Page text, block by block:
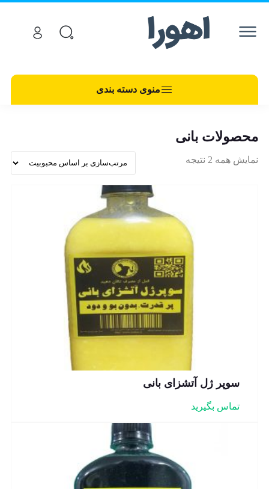
منوی دسته بندی
محصولات بانی
نمایش همه 2 نتیجه
سوپر ژل آتشزای بانی
تماس بگیرید